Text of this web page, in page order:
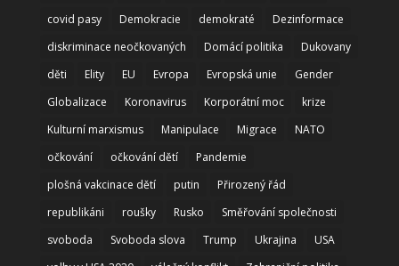
covid pasy
Demokracie demokraté
Dezinformace
diskriminace neočkovaných
Domácí politika
Dukovany
děti
Elity EU Evropa Evropská unie
Gender
Globalizace
Koronavirus Korporátní moc
krize
Kulturní marxismus
Manipulace Migrace
NATO
očkování
očkování dětí
Pandemie
plošná vakcinace dětí
putin
Přirozený řád
republikáni
roušky Rusko
Směřování společnosti
svoboda
Svoboda slova Trump Ukrajina
USA